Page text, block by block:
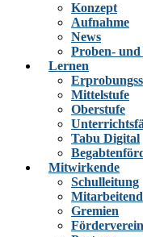
Konzept
Aufnahme
News
Proben- und
Lernen
Mittelstufe
Oberstufe
Tabu Digital
Mitwirkende
Schulleitung
Gremien
Förderverein